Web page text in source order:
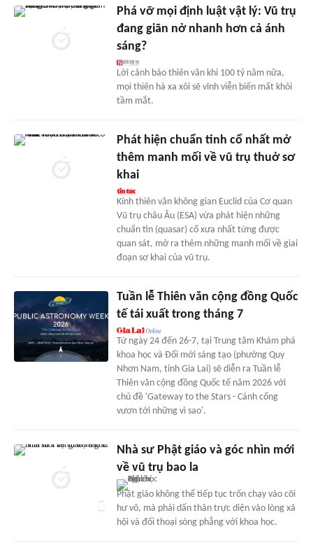
Phá vỡ mọi định luật vật lý: Vũ trụ
đang giãn nở nhanh hơn cả ánh
sáng?
Lời cảnh báo thiên văn khi 100 tỷ năm nữa,
mọi thiên hà xa xôi sẽ vĩnh viễn biến mất khỏi
tầm mắt.
Phát hiện chuẩn tinh cổ nhất mở
thêm manh mối về vũ trụ thuở sơ
khai
Kính thiên văn không gian Euclid của Cơ quan
Vũ trụ châu Âu (ESA) vừa phát hiện những
chuẩn tin (quasar) cổ xưa nhất từng được
quan sát, mở ra thêm những manh mối về giai
đoạn sơ khai của vũ trụ.
Tuần lễ Thiên văn cộng đồng Quốc
tế tái xuất trong tháng 7
Từ ngày 24 đến 26-7, tại Trung tâm Khám phá
khoa học và Đổi mới sáng tạo (phường Quy
Nhơn Nam, tỉnh Gia Lai) sẽ diễn ra Tuần lễ
Thiên văn cộng đồng Quốc tế năm 2026 với
chủ đề 'Gateway to the Stars - Cánh cổng
vươn tới những vì sao'.
Nhà sư Phật giáo và góc nhìn mới
về vũ trụ bao la
Phật giáo không thể tiếp tục trốn chạy vào cõi
hư vô, mà phải dấn thân trực diện vào lòng xã
hội và đối thoại sòng phẳng với khoa học.